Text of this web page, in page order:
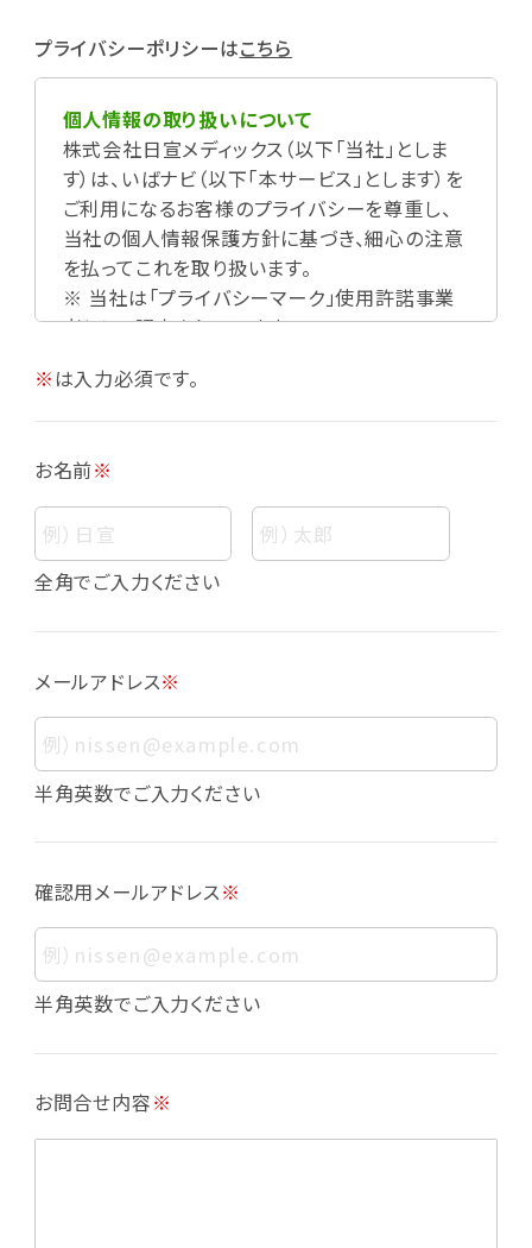
プライバシーポリシーはこちら
個人情報の取り扱いについて
株式会社日宣メディックス（以下「当社」としま
す）は、いばナビ（以下「本サービス」とします）を
ご利用になるお客様のプライバシーを尊重し、
当社の個人情報保護方針に基づき、細心の注意
を払ってこれを取り扱います。
※ 当社は「プライバシーマーク」使用許諾事業
者として認定されています。
個人情報
個人情報とは、お客様個人に関する情報であっ
て、当該情報を構成する氏名、住所、電話番号、
す。また、その情報のみでは識別できない場合で
も、他の情報と容易に照合することで、結果的に
お客様個人を識別できるものも個人情報に含ま
れます。
個人情報の利用目的について
下の通りであり、これらの目的達成の範囲を超
えてお客様の個人情報を利用することはありま
せん。
・会員登録者の個人認証
・会員ポイントプログラムの運営
・メールマガジンの配信
・本サービスに関する規約等の変更の通知
※は入力必須です。
お名前※
全角でご入力ください
メールアドレス※
半角英数でご入力ください
確認用メールアドレス※
半角英数でご入力ください
お問合せ内容※